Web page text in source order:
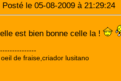
Posté le 05-08-2009 à
elle est bien bonne celle la !
oeil de fraise,criador lusitano